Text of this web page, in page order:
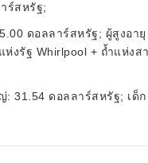
ร์สหรัฐ;
ดอลลาร์สหรัฐ; ผู้สูงอา
งรัฐ Whirlpool + ถ้ำแห่งส
: 31.54 ดอลลาร์สหรัฐ; เด็